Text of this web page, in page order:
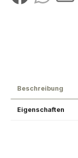
Beschreibung
Eigenschaften